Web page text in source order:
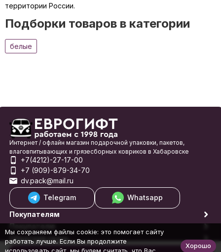
территории России.
Подборки товаров в категории
белые
Интернет / офлайн магазин подарочной упаковки, пакетов,
влаговпитывающих и грязесборных ковриков в Хабаровске
+7(4212)-27-17-00
+7 (909)-879-34-70
dv.pack@mail.ru
Telegram
Whatsapp
Покупателям
Покупателю
Обратная связь
© 1998-2026 Еврогифт
Мы сохраняем файлы cookie: это помогает сайту
работать лучше. Если Вы продолжите
Хорошо